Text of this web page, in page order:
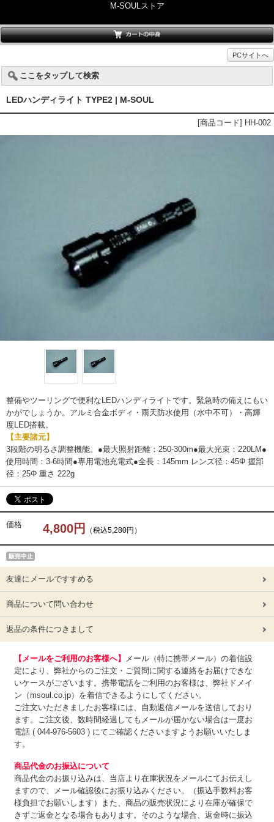
M-SOULストア
PCサイトへ
ここをタップして検索
LEDハンディライト TYPE2 | M-SOUL
[商品コード] HH-002
整備やツーリングで便利なLEDハンディライトです。緊急時の備えにもい
かがでしょうか。アルミ合金ボディ・雨天防水使用（水中不可）・高輝
度LED搭載。
【主要諸元】
3段階の明るさ調整機能。●最大照射距離：250-300m●最大光束：220LM●
使用時間：3-6時間●専用電池充電式●全長：145mm レンズ径：45Φ 握部
径：25Φ 重さ 222g
価格 4,800円 （税込5,280円）
友達にメールですすめる
商品について問い合わせ
返品の条件につきまして
【メールをご利用のお客様へ】
メール（特に携帯メール）の着信設
定により、弊社からのご注文・ご質問に関する連絡をお届けできな
いケースがございます。携帯電話をご利用のお客様は、弊社ドメイ
ン（msoul.co.jp）を着信できるようにしてください。
ご注文いただきましたお客様には、自動返信メールを送信しており
ます。ご注文後、数時間経過してもメールが届かない場合は一度お
電話 ( 044-976-5603 ) にてご確認くださいますようお願いいたしま
す。
商品代金のお振込について
商品代金のお振り込みは、 当店より在庫状況をメールにてお伝えし
ますので、メール確認後にお振り込みください。（振込手数料お客
様負担でお願いします）また、商品の販売状況により在庫が確保で
きずご返金となる場合もあります。そのような場合、返金時に振込